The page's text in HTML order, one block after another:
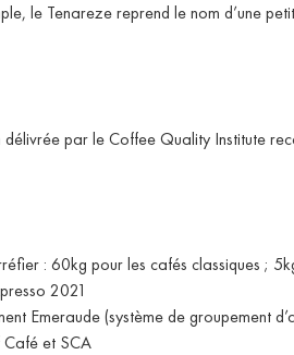
le Tenareze reprend le nom d’une
par le Coffee Quality Institute
: 60kg pour les cafés classiques ;
2021
Emeraude (système de groupement
et SCA